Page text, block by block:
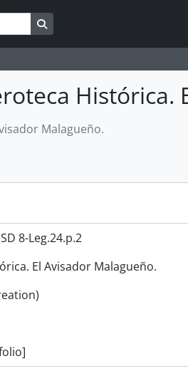
Search in browse page
Histórica.
Malagueño.
8-Leg.24.p.2
El Avisador Malagueño.